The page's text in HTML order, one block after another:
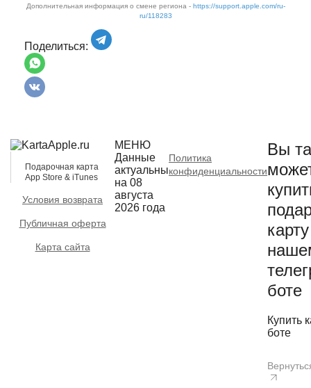
Дополнительная информация о смене региона - https://support.apple.com/ru-
ru/118283
Поделиться:
Подарочная карта
App Store & iTunes
Условия возврата
Публичная оферта
Карта сайта
МЕНЮ
Данные
актуальны
на 08
августа
2026 года
Политика
конфиденциальности
Вы
боте
Купить
боте